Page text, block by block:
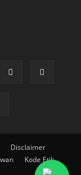
Disclaimer
Kode Etik